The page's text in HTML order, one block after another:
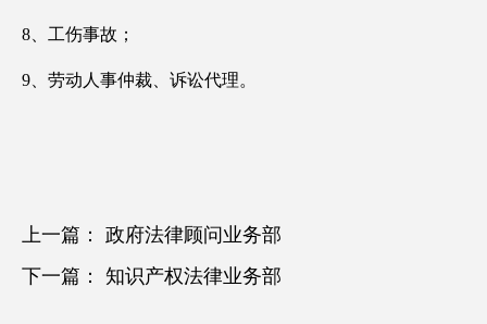
8、工伤事故；
9、劳动人事仲裁、诉讼代理。
上一篇： 政府法律顾问业务部
下一篇： 知识产权法律业务部